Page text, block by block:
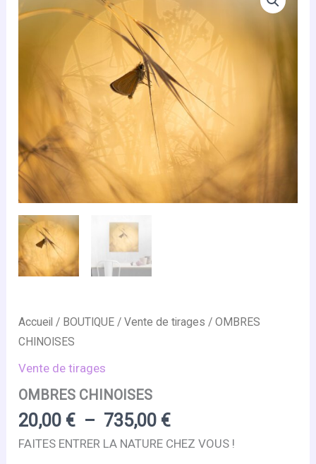
Accueil / BOUTIQUE /Vente de tirages / OMBRES
CHINOISES
Vente de tirages
OMBRES CHINOISES
20,00 € – 735,00 €Plage
de
FAITES ENTRER LA NATURE CHEZ VOUS !